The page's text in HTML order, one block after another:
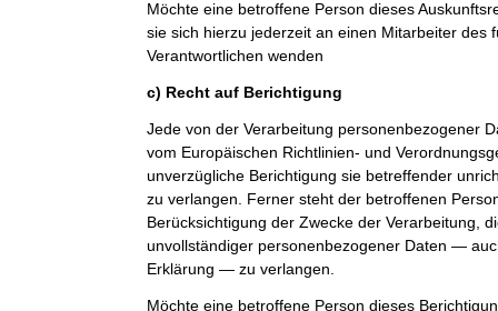
Möchte eine betroffene Person dieses
sie sich hierzu jederzeit an einen Mitarbeiter des
Verantwortlichen wenden
c) Recht auf Berichtigung
Jede von der Verarbeitung personenbezogener
vom Europäischen Richtlinien- und
unverzügliche Berichtigung sie betreffender
zu verlangen. Ferner steht der betroffenen
Berücksichtigung der Zwecke der Verarbeitung,
unvollständiger personenbezogener Daten —
Erklärung — zu verlangen.
Möchte eine betroffene Person dieses